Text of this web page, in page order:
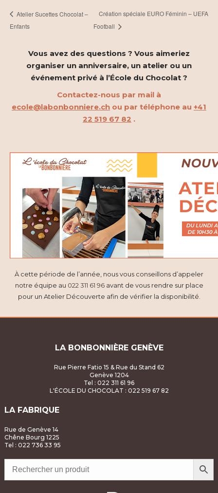
Atelier Sucettes Chocolat –
Enfants
Création spéciale EURO Féminin – UEFA
Football
Vous avez des questions ? Vous aimeriez
organiser un anniversaire, un atelier ou un
événement privé à l’École du Chocolat ?
Contactez-nous par mail à
ecole@labonbonniere.ch ou par téléphone au +41
22 519 67 82 .
À cette période de l’année, nous vous conseillons d’appeler
notre équipe au 022 311 61 96avant de vous rendre sur place
pour un Atelier Découverte afin de vérifier la disponibilité.
LA BONBONNIÈRE GENÈVE
Rue Pierre Fatio 15 & Rue du Stand 62
Genève 1204
Tel : 022 311 61 96
L'ÉCOLE DU CHOCOLAT : 022 519 67 82
LA FABRIQUE
Rue de Genève 14
Chêne Bourg 1225
Tel : 022 736 33 95